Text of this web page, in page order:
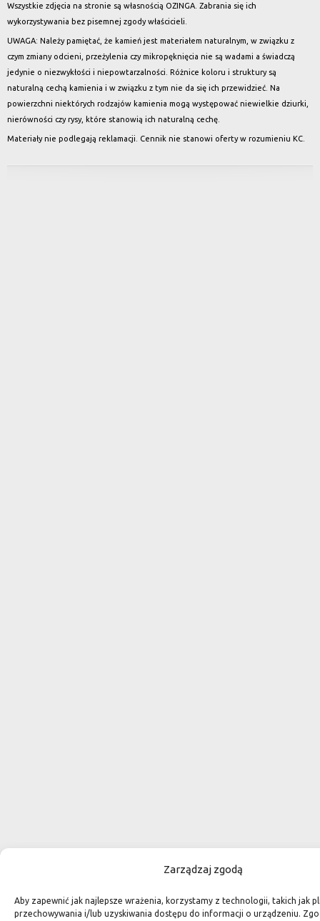
Zarządzaj zgodą
Aby zapewnić jak najlepsze wrażenia, korzystamy z technologii, takich jak
przechowywania i/lub uzyskiwania dostępu do informacji o urządzeniu.
Wszystkie zdjęcia na stronie są własnością OZINGA. Zabrania się ich
wykorzystywania bez pisemnej zgody właścicieli.
UWAGA: Należy pamiętać, że kamień jest materiałem naturalnym, w związku z
czym zmiany odcieni, przeżylenia czy mikropęknięcia nie są wadami a świadczą
jedynie o niezwykłości i niepowtarzalności. Różnice koloru i struktury są
naturalną cechą kamienia i w związku z tym nie da się ich przewidzieć. Na
powierzchni niektórych rodzajów kamienia mogą występować niewielkie dziurki,
nierówności czy rysy, które stanowią ich naturalną cechę.
Materiały nie podlegają reklamacji. Cennik nie stanowi oferty w rozumieniu KC.